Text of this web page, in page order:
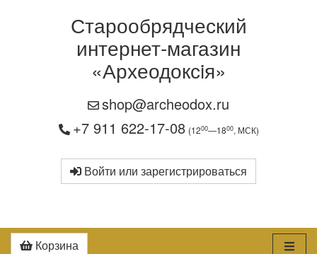
Старообрядческий
интернет-магазин
«Археодоксiя»
shop@archeodox.ru
+7 911 622-17-08 (1200—1800, МСК)
Войти или зарегистрироваться
Корзина